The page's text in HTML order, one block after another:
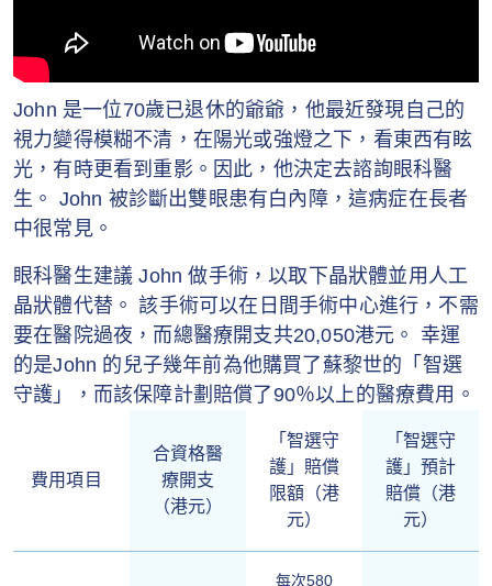
John 是一位70歲已退休的爺爺，他最近發現自己的
視力變得模糊不清，在陽光或強燈之下，看東西有眩
光，有時更看到重影。因此，他決定去諮詢眼科醫
生。 John 被診斷出雙眼患有白內障，這病症在長者
中很常見。
眼科醫生建議 John 做手術，以取下晶狀體並用人工
晶狀體代替。 該手術可以在日間手術中心進行，不需
要在醫院過夜，而總醫療開支共20,050港元。 幸運
的是John 的兒子幾年前為他購買了蘇黎世的「智選
守護」，而該保障計劃賠償了90％以上的醫療費用。
費用項目
合資格醫
療開支
（港元）
「智選守
護」賠償
限額（港
元）
「智選守
護」預計
賠償（港
元）
每次580